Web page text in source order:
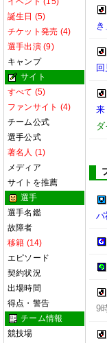
誕生日 (5)
チケット発売 (4)
選手出演 (9)
キャンプ
サイト
すべて (5)
ファンサイト (4)
チーム公式
選手公式
著名人 (1)
メディア
サイトを推薦
選手
選手名鑑
故障者
移籍 (14)
エピソード
契約状況
出場時間
得点・警告
チーム情報
競技場
き
来
パ
9